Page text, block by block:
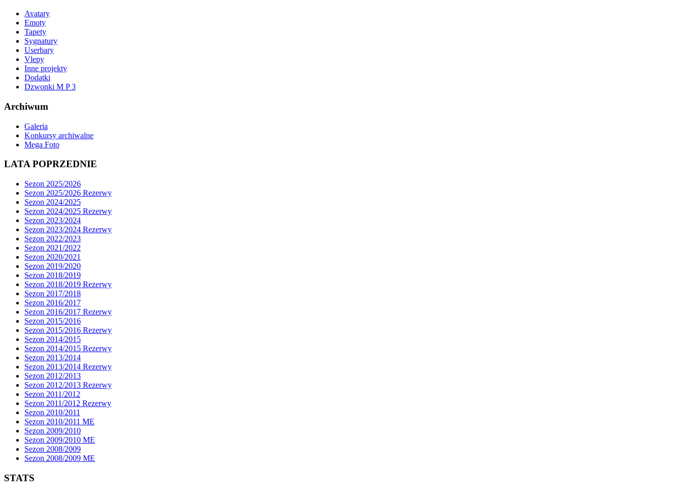
Avatary
Emoty
Tapety
Sygnatury
Userbary
Vlepy
Inne projekty
Dodatki
Dzwonki M P 3
Archiwum
Galeria
Konkursy archiwalne
Mega Foto
LATA POPRZEDNIE
Sezon 2025/2026
Sezon 2025/2026 Rezerwy
Sezon 2024/2025
Sezon 2024/2025 Rezerwy
Sezon 2023/2024
Sezon 2023/2024 Rezerwy
Sezon 2022/2023
Sezon 2021/2022
Sezon 2020/2021
Sezon 2019/2020
Sezon 2018/2019
Sezon 2018/2019 Rezerwy
Sezon 2017/2018
Sezon 2016/2017
Sezon 2016/2017 Rezerwy
Sezon 2015/2016
Sezon 2015/2016 Rezerwy
Sezon 2014/2015
Sezon 2014/2015 Rezerwy
Sezon 2013/2014
Sezon 2013/2014 Rezerwy
Sezon 2012/2013
Sezon 2012/2013 Rezerwy
Sezon 2011/2012
Sezon 2011/2012 Rezerwy
Sezon 2010/2011
Sezon 2010/2011 ME
Sezon 2009/2010
Sezon 2009/2010 ME
Sezon 2008/2009
Sezon 2008/2009 ME
STATS